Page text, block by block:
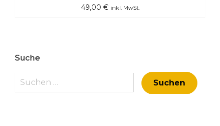
49,00 € inkl. MwSt.
Suche
Suchen
nach: